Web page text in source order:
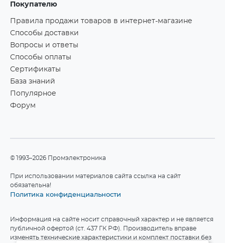
Покупателю
Правила продажи товаров в интернет-магазине
Способы доставки
Вопросы и ответы
Способы оплаты
Сертификаты
База знаний
Популярное
Форум
©1993–2026 Промэлектроника
При использовании материалов сайта ссылка на сайт
обязательна!
Политика конфиденциальности
Информация на сайте носит справочный характер и не является
публичной офертой (ст. 437 ГК РФ). Производитель вправе
изменять технические характеристики и комплект поставки без